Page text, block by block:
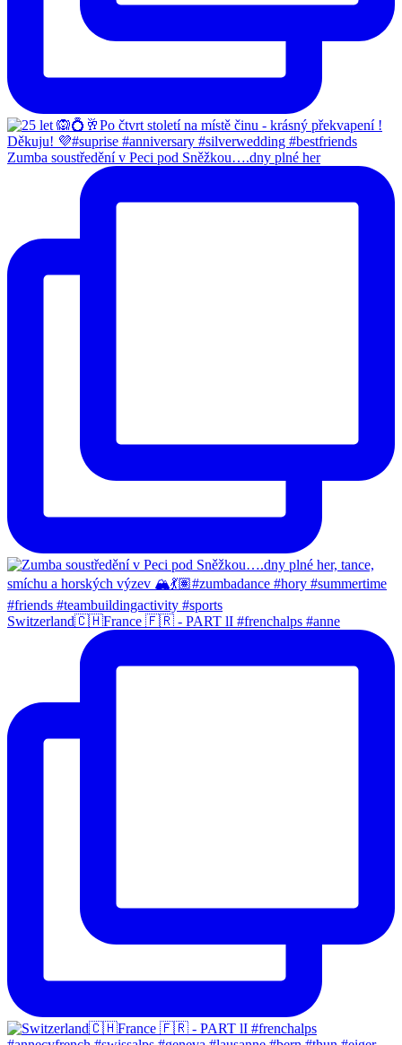
Zumba soustředění v Peci pod Sněžkou….dny plné her
Switzerland🇨🇭France 🇫🇷 - PART lI #frenchalps #anne